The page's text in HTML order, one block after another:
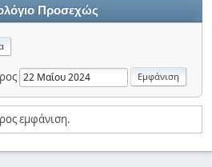
Προσεχώς
εμφάνιση.